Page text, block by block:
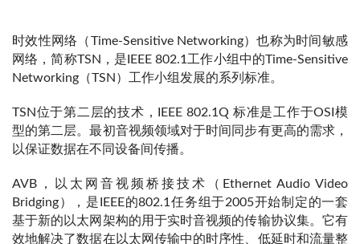
时效性网络（Time-Sensitive Networking）也称为时间敏感
网络，简称TSN，是IEEE 802.1工作小组中的Time-Sensitive
Networking（TSN）工作小组发展的系列标准。
TSN位于第二层的技术，IEEE 802.1Q 标准是工作于OSI模
型的第二层。最初音视频领域对于时间同步有更高的需求，
以保证数据在不同设备间传播。
AVB，以太网音视频桥接技术（Ethernet Audio Video
Bridging），是IEEE的802.1任务组于2005开始制定的一套
基于新的以太网架构的用于实时音视频的传输协议集。它有
效地解决了数据在以太网传输中的时序性、低延时和流量整